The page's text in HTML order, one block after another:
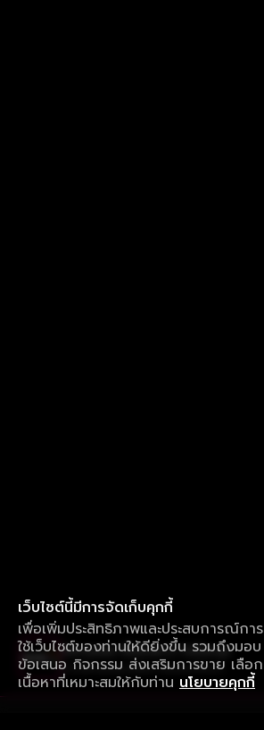
เว็บไซต์นี้มีการจัดเก็บคุกกี้
เพื่อเพิ่มประสิทธิภาพและประสบการณ์การ
ใช้เว็บไซต์ของท่านให้ดียิ่งขึ้น รวมถึงมอบ
ข้อเสนอ กิจกรรม ส่งเสริมการขาย เลือก
เนื้อหาที่เหมาะสมให้กับท่าน นโยบายคุกกี้
ใช้งานแอป ลื่นไหลกว่า ไม่มีสะดุด
ดาวน์โหลดแอปเพื่อการรับชมที่ดีกว่า